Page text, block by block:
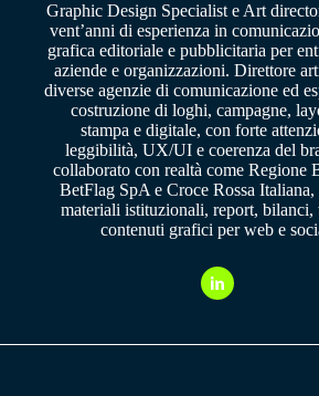
Graphic Design Specialist e Art
vent’anni di esperienza in
grafica editoriale e pubblicitaria per
aziende e organizzazioni. Direttore
diverse agenzie di comunicazione ed
costruzione di loghi, campagne,
stampa e digitale, con forte
leggibilità, UX/UI e coerenza del
collaborato con realtà come Regione
BetFlag SpA e Croce Rossa Italiana,
materiali istituzionali, report, bilanci,
contenuti grafici per web e